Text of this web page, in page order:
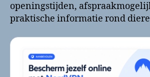
openingstijden,
praktische informatie rond